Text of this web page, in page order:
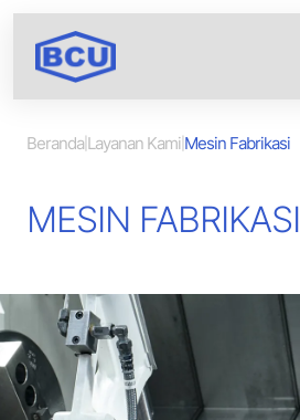
Beranda Layanan Kami Mesin Fabrikasi
MESIN FABRIKASI